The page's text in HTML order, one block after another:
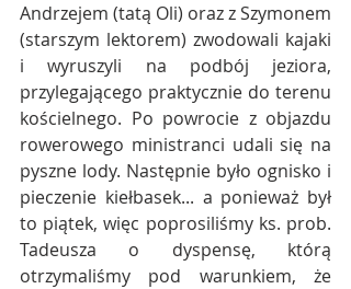
Andrzejem (tatą Oli) oraz z Szymonem
(starszym lektorem) zwodowali kajaki
i wyruszyli na podbój jeziora,
przylegającego praktycznie do terenu
kościelnego. Po powrocie z objazdu
rowerowego ministranci udali się na
pyszne lody. Następnie było ognisko i
pieczenie kiełbasek... a ponieważ był
to piątek, więc poprosiliśmy ks. prob.
Tadeusza o dyspensę, którą
otrzymaliśmy pod warunkiem, że